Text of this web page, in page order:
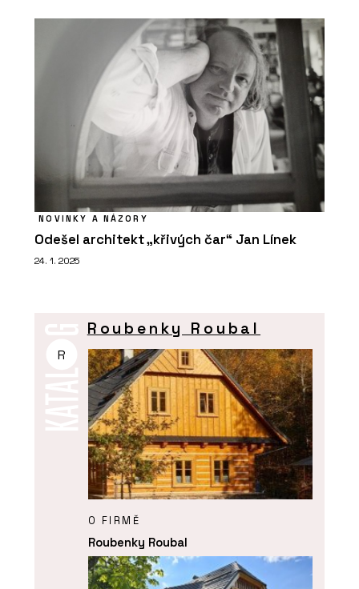
NOVINKY A NÁZORY
Odešel architekt „křivých čar“ Jan Línek
24. 1. 2025
R
Roubenky Roubal
O FIRMĚ
Roubenky Roubal